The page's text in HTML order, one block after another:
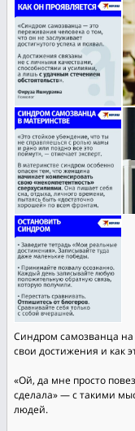
Синдром самозванца
свои достижения и как
«Ой, да мне просто
сделала» — с такими
людей.